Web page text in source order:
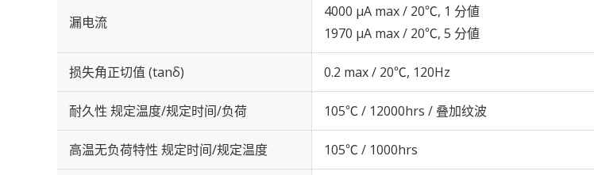
漏电流
4000 μA max / 20℃, 1 分値
1970 μA max / 20℃, 5 分値
损失角正切值 (tanδ) 0.2 max / 20℃, 120Hz
耐久性 规定温度/规定时间/负荷 105℃ / 12000hrs / 叠加纹波
高温无负荷特性 规定时间/规定温度 105℃ / 1000hrs